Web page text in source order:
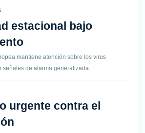
estacional bajo
mantiene atención sobre los virus
señales de alarma generalizada.
urgente contra el